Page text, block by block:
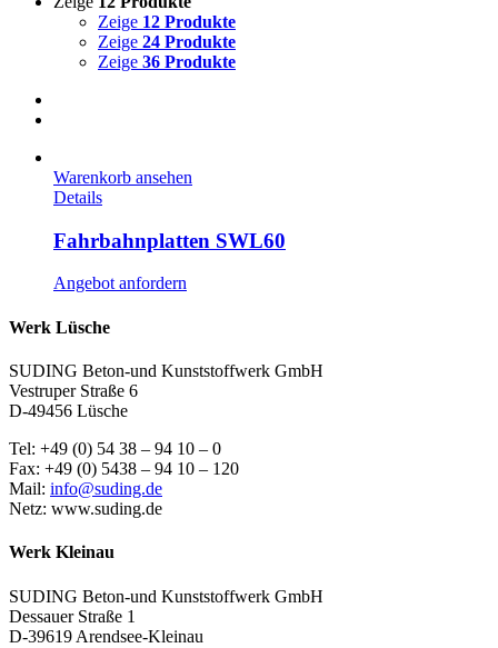
Zeige 12 Produkte
Zeige 24 Produkte
Zeige 36 Produkte
Warenkorb ansehen
Details
Fahrbahnplatten SWL60
Angebot anfordern
Werk Lüsche
SUDING Beton-und Kunststoffwerk GmbH
Vestruper Straße 6
D-49456 Lüsche
Tel: +49 (0) 54 38 – 94 10 – 0
Fax: +49 (0) 5438 – 94 10 – 120
Mail: info@suding.de
Netz: www.suding.de
Werk Kleinau
SUDING Beton-und Kunststoffwerk GmbH
Dessauer Straße 1
D-39619 Arendsee-Kleinau